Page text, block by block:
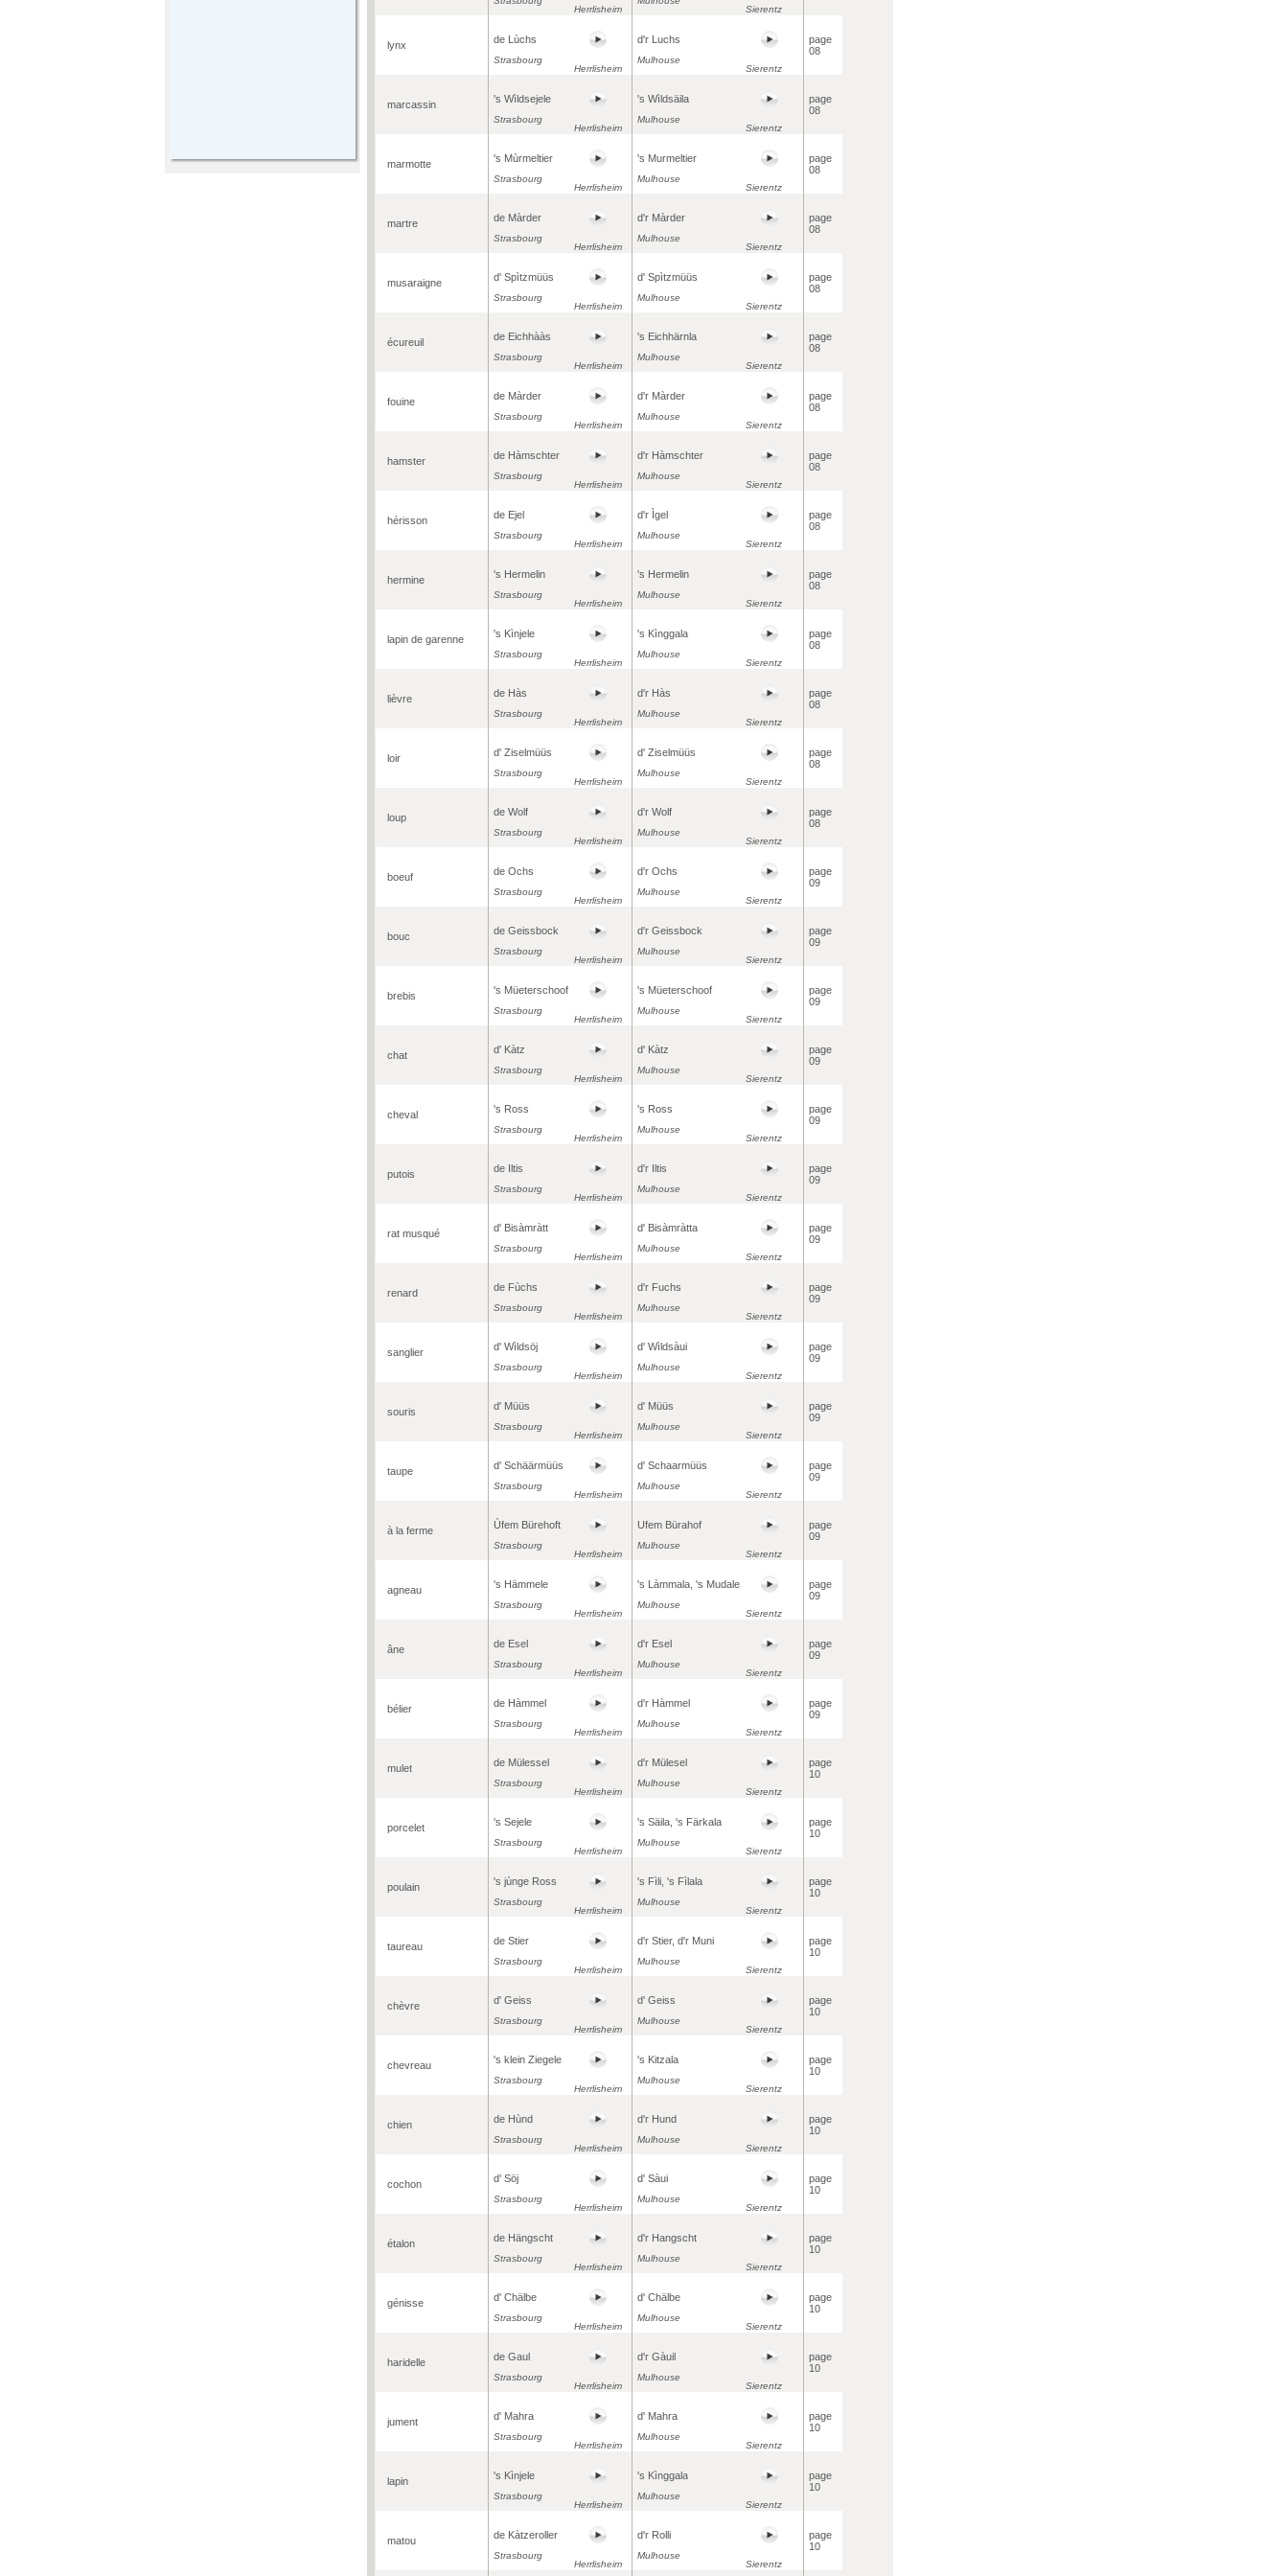
Herrlisheim
Sierentz
lynx de Lùchs
Strasbourg
Herrlisheim
d'r Luchs
Mulhouse
Sierentz
page
08
marcassin 's Wìldsejele
Strasbourg
Herrlisheim
's Wìldsäila
Mulhouse
Sierentz
page
08
marmotte 's Mùrmeltier
Strasbourg
Herrlisheim
's Murmeltier
Mulhouse
Sierentz
page
08
martre de Màrder
Strasbourg
Herrlisheim
d'r Màrder
Mulhouse
Sierentz
page
08
musaraigne d' Spìtzmüüs
Strasbourg
Herrlisheim
d' Spìtzmüüs
Mulhouse
Sierentz
page
08
écureuil de Eichhààs
Strasbourg
Herrlisheim
's Eichhärnla
Mulhouse
Sierentz
page
08
fouine de Màrder
Strasbourg
Herrlisheim
d'r Màrder
Mulhouse
Sierentz
page
08
hamster de Hàmschter
Strasbourg
Herrlisheim
d'r Hàmschter
Mulhouse
Sierentz
page
08
hérisson de Ejel
Strasbourg
Herrlisheim
d'r Ìgel
Mulhouse
Sierentz
page
08
hermine 's Hermelin
Strasbourg
Herrlisheim
's Hermelin
Mulhouse
Sierentz
page
08
lapin de garenne 's Kìnjele
Strasbourg
Herrlisheim
's Kìnggala
Mulhouse
Sierentz
page
08
lièvre de Hàs
Strasbourg
Herrlisheim
d'r Hàs
Mulhouse
Sierentz
page
08
loir d' Ziselmüüs
Strasbourg
Herrlisheim
d' Ziselmüüs
Mulhouse
Sierentz
page
08
loup de Wolf
Strasbourg
Herrlisheim
d'r Wolf
Mulhouse
Sierentz
page
08
boeuf de Ochs
Strasbourg
Herrlisheim
d'r Ochs
Mulhouse
Sierentz
page
09
bouc de Geissbock
Strasbourg
Herrlisheim
d'r Geissbock
Mulhouse
Sierentz
page
09
brebis 's Müeterschoof
Strasbourg
Herrlisheim
's Müeterschoof
Mulhouse
Sierentz
page
09
chat d' Kàtz
Strasbourg
Herrlisheim
d' Kàtz
Mulhouse
Sierentz
page
09
cheval 's Ross
Strasbourg
Herrlisheim
's Ross
Mulhouse
Sierentz
page
09
putois de Iltis
Strasbourg
Herrlisheim
d'r Iltis
Mulhouse
Sierentz
page
09
rat musqué d' Bisàmràtt
Strasbourg
Herrlisheim
d' Bisàmràtta
Mulhouse
Sierentz
page
09
renard de Fùchs
Strasbourg
Herrlisheim
d'r Fuchs
Mulhouse
Sierentz
page
09
sanglier d' Wìldsöj
Strasbourg
Herrlisheim
d' Wìldsàui
Mulhouse
Sierentz
page
09
souris d' Müüs
Strasbourg
Herrlisheim
d' Müüs
Mulhouse
Sierentz
page
09
taupe d' Schäärmüüs
Strasbourg
Herrlisheim
d' Schaarmüüs
Mulhouse
Sierentz
page
09
à la ferme Ùfem Bürehoft
Strasbourg
Herrlisheim
Ufem Bürahof
Mulhouse
Sierentz
page
09
agneau 's Hämmele
Strasbourg
Herrlisheim
's Làmmala, 's Mudale
Mulhouse
Sierentz
page
09
âne de Esel
Strasbourg
Herrlisheim
d'r Esel
Mulhouse
Sierentz
page
09
bélier de Hàmmel
Strasbourg
Herrlisheim
d'r Hàmmel
Mulhouse
Sierentz
page
09
mulet de Mülessel
Strasbourg
Herrlisheim
d'r Mülesel
Mulhouse
Sierentz
page
10
porcelet 's Sejele
Strasbourg
Herrlisheim
's Säila, 's Färkala
Mulhouse
Sierentz
page
10
poulain 's jùnge Ross
Strasbourg
Herrlisheim
's Fìli, 's Fìlala
Mulhouse
Sierentz
page
10
taureau de Stier
Strasbourg
Herrlisheim
d'r Stier, d'r Muni
Mulhouse
Sierentz
page
10
chèvre d' Geiss
Strasbourg
Herrlisheim
d' Geiss
Mulhouse
Sierentz
page
10
chevreau 's klein Ziegele
Strasbourg
Herrlisheim
's Kitzala
Mulhouse
Sierentz
page
10
chien de Hùnd
Strasbourg
Herrlisheim
d'r Hund
Mulhouse
Sierentz
page
10
cochon d' Söj
Strasbourg
Herrlisheim
d' Sàui
Mulhouse
Sierentz
page
10
étalon de Hängscht
Strasbourg
Herrlisheim
d'r Hangscht
Mulhouse
Sierentz
page
10
génisse d' Chälbe
Strasbourg
Herrlisheim
d' Chälbe
Mulhouse
Sierentz
page
10
haridelle de Gaul
Strasbourg
Herrlisheim
d'r Gàuil
Mulhouse
Sierentz
page
10
jument d' Mahra
Strasbourg
Herrlisheim
d' Mahra
Mulhouse
Sierentz
page
10
lapin 's Kìnjele
Strasbourg
Herrlisheim
's Kìnggala
Mulhouse
Sierentz
page
10
matou de Kàtzeroller
Strasbourg
Herrlisheim
d'r Rolli
Mulhouse
Sierentz
page
10